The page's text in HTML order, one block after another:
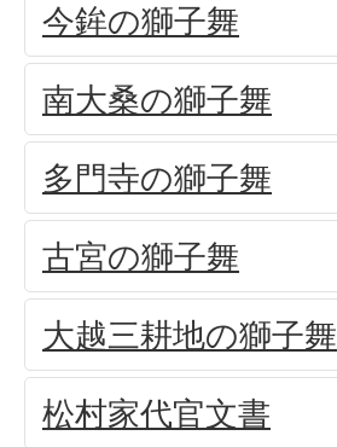
今鉾の獅子舞
南大桑の獅子舞
多門寺の獅子舞
古宮の獅子舞
大越三耕地の獅子舞
松村家代官文書